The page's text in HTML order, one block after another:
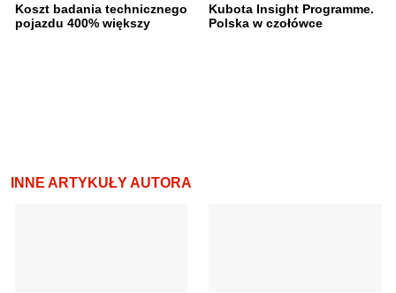
Koszt badania technicznego
pojazdu 400% większy
Kubota Insight Programme.
Polska w czołówce
INNE ARTYKUŁY AUTORA